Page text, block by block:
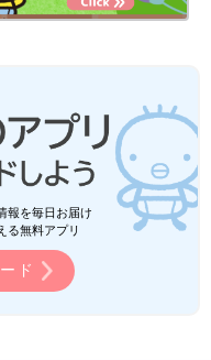
報を毎日お届け
る無料アプリ
ド